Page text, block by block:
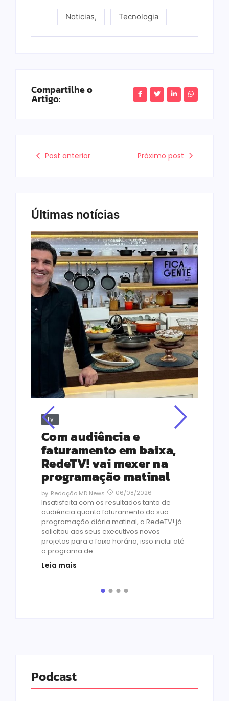
Noticias, Tecnologia
Compartilhe o
Artigo:
Post anterior Próximo post
Últimas notícias
Tv
Com audiência e
faturamento em baixa,
RedeTV! vai mexer na
programação matinal
by Redação MD News 06/08/2026 -
Insatisfeita com os resultados tanto de
audiência quanto faturamento da sua
programação diária matinal, a RedeTV! já
solicitou aos seus executivos novos
projetos para a faixa horária, isso inclui até
o programa de...
Leia mais
Podcast